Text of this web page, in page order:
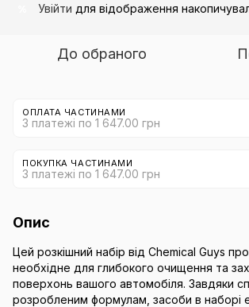
Увійти для відображення
До обраного
ОПЛАТА ЧАСТИНАМИ
3 платежі по 1 647.00 грн
ПОКУПКА ЧАСТИНАМИ
3 платежі по 1 647.00 грн
Опис
Цей розкішний набір від Chemical Guys
необхідне для глибокого очищення та
поверхонь вашого автомобіля. Завдяки
розробленим формулам, засоби в наборі